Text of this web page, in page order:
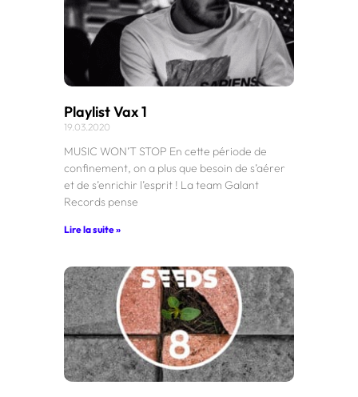
Playlist Vax 1
19.03.2020
MUSIC WON’T STOP En cette période de
confinement, on a plus que besoin de s’aérer
et de s’enrichir l’esprit ! La team Galant
Records pense
Lire la suite »